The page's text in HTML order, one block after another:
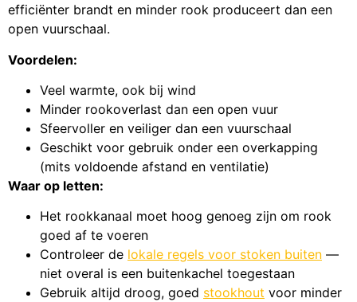
efficiënter brandt en minder rook produceert dan een
open vuurschaal.
Voordelen:
Veel warmte, ook bij wind
Minder rookoverlast dan een open vuur
Sfeervoller en veiliger dan een vuurschaal
Geschikt voor gebruik onder een overkapping
(mits voldoende afstand en ventilatie)
Waar op letten:
Het rookkanaal moet hoog genoeg zijn om rook
goed af te voeren
Controleer de lokale regels voor stoken buiten —
niet overal is een buitenkachel toegestaan
Gebruik altijd droog, goed stookhout voor minder